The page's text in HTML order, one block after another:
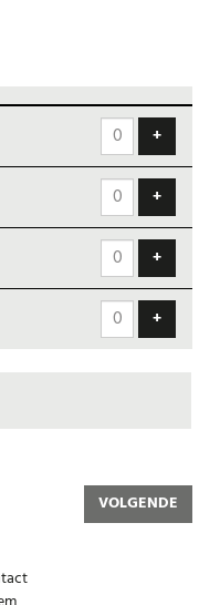
Aantal
+VOEG
+VOEG
+VOEG
+VOEG
VOLGENDE